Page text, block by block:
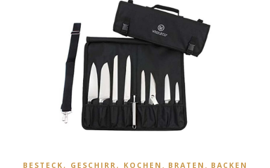
BESTECK, GESCHIRR, KOCHEN, BRATEN, BACKEN